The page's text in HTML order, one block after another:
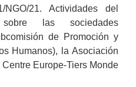
NGO/21. Actividades del
las sociedades
de Promoción y
Humanos), la Asociación
Europe-Tiers Monde